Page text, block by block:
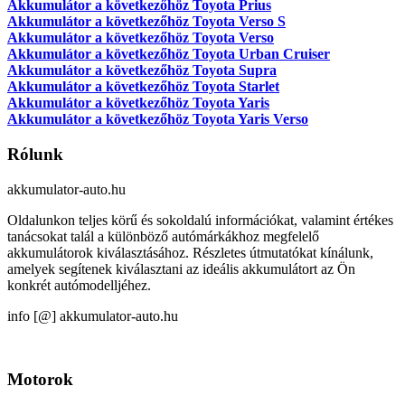
Akkumulátor a következőhöz Toyota Prius
Akkumulátor a következőhöz Toyota Verso S
Akkumulátor a következőhöz Toyota Verso
Akkumulátor a következőhöz Toyota Urban Cruiser
Akkumulátor a következőhöz Toyota Supra
Akkumulátor a következőhöz Toyota Starlet
Akkumulátor a következőhöz Toyota Yaris
Akkumulátor a következőhöz Toyota Yaris Verso
Rólunk
akkumulator-auto.hu
Oldalunkon teljes körű és sokoldalú információkat, valamint értékes
tanácsokat talál a különböző autómárkákhoz megfelelő
akkumulátorok kiválasztásához. Részletes útmutatókat kínálunk,
amelyek segítenek kiválasztani az ideális akkumulátort az Ön
konkrét autómodelljéhez.
info [@] akkumulator-auto.hu
Motorok